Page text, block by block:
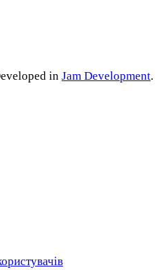
in Jam Development.